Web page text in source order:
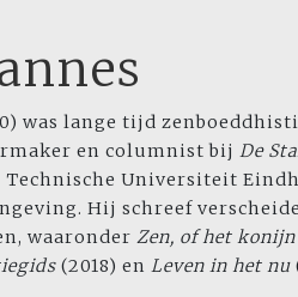
was lange tijd
en columnist bij De
Technische Universiteit
Hij schreef
waaronder Zen, of het
(2018) en Leven in het nu